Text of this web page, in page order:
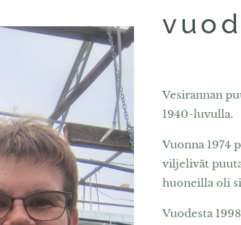
Vesirannan
1940-luvulla.
Vuonna 1974
viljelivät
huoneilla oli
Vuodesta